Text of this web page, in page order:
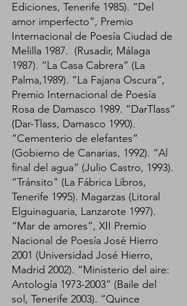
Ediciones, Tenerife 1985). “Del
amor imperfecto”, Premio
Internacional de Poesía Ciudad de
Melilla 1987. (Rusadir, Málaga
1987). “La Casa Cabrera” (La
Palma,1989). “La Fajana Oscura”,
Premio Internacional de Poesía
Rosa de Damasco 1989. “DarTlass”
(Dar-Tlass, Damasco 1990).
“Cementerio de elefantes”
(Gobierno de Canarias, 1992). “Al
final del agua” (Julio Castro, 1993).
“Tránsito” (La Fábrica Libros,
Tenerife 1995). Magarzas (Litoral
Elguinaguaria, Lanzarote 1997).
“Mar de amores”, XII Premio
Nacional de Poesía José Hierro
2001 (Universidad José Hierro,
Madrid 2002). “Ministerio del aire:
Antología 1973-2003” (Baile del
sol, Tenerife 2003). “Quince